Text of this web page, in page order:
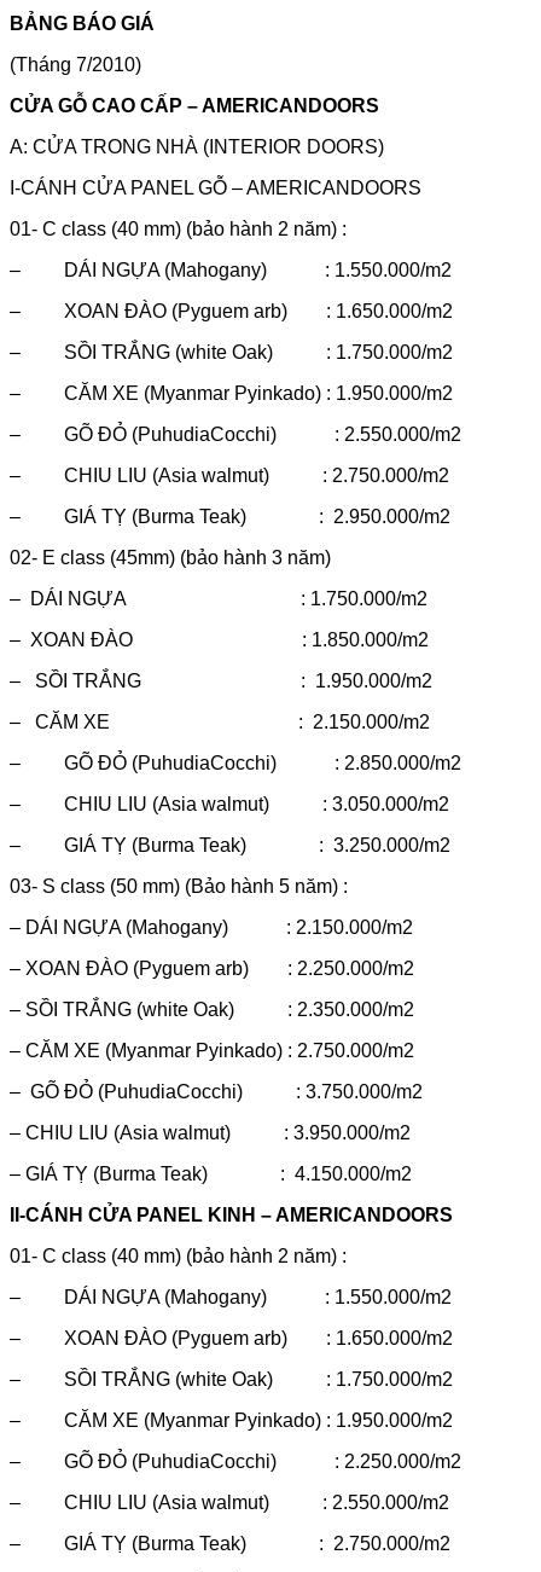
BẢNG BÁO GIÁ
(Tháng 7/2010)
CỬA GỖ CAO CẤP – AMERICANDOORS
A: CỬA TRONG NHÀ (INTERIOR DOORS)
I-CÁNH CỬA PANEL GỖ – AMERICANDOORS
01- C class (40 mm) (bảo hành 2 năm) :
– DÁI NGỰA (Mahogany) : 1.550.000/m2
– XOAN ĐÀO (Pyguem arb) : 1.650.000/m2
– SỒI TRẮNG (white Oak) : 1.750.000/m2
– CĂM XE (Myanmar Pyinkado) : 1.950.000/m2
– GÕ ĐỎ (PuhudiaCocchi) : 2.550.000/m2
– CHIU LIU (Asia walmut) : 2.750.000/m2
– GIÁ TỴ (Burma Teak) : 2.950.000/m2
02- E class (45mm) (bảo hành 3 năm)
– DÁI NGỰA : 1.750.000/m2
– XOAN ĐÀO : 1.850.000/m2
– SỒI TRẮNG : 1.950.000/m2
– CĂM XE : 2.150.000/m2
– GÕ ĐỎ (PuhudiaCocchi) : 2.850.000/m2
– CHIU LIU (Asia walmut) : 3.050.000/m2
– GIÁ TỴ (Burma Teak) : 3.250.000/m2
03- S class (50 mm) (Bảo hành 5 năm) :
– DÁI NGỰA (Mahogany) : 2.150.000/m2
– XOAN ĐÀO (Pyguem arb) : 2.250.000/m2
– SỒI TRẮNG (white Oak) : 2.350.000/m2
– CĂM XE (Myanmar Pyinkado) : 2.750.000/m2
– GÕ ĐỎ (PuhudiaCocchi) : 3.750.000/m2
– CHIU LIU (Asia walmut) : 3.950.000/m2
– GIÁ TỴ (Burma Teak) : 4.150.000/m2
II-CÁNH CỬA PANEL KINH – AMERICANDOORS
01- C class (40 mm) (bảo hành 2 năm) :
– DÁI NGỰA (Mahogany) : 1.550.000/m2
– XOAN ĐÀO (Pyguem arb) : 1.650.000/m2
– SỒI TRẮNG (white Oak) : 1.750.000/m2
– CĂM XE (Myanmar Pyinkado) : 1.950.000/m2
– GÕ ĐỎ (PuhudiaCocchi) : 2.250.000/m2
– CHIU LIU (Asia walmut) : 2.550.000/m2
– GIÁ TỴ (Burma Teak) : 2.750.000/m2